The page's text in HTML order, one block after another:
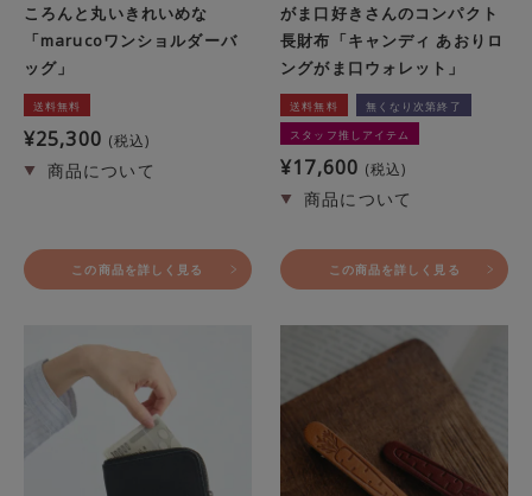
ころんと丸いきれいめな
「marucoワンショルダーバ
ッグ」
送料無料
¥25,300 税込
この商品を詳しく見る
がま口好きさんのコンパクト
長財布「キャンディ あおりロ
ングがま口ウォレット」
送料無料
無くなり次第終了
スタッフ推しアイテム
¥17,600 税込
この商品を詳しく見る